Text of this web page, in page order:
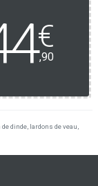
€
,90
dinde, lardons de veau,